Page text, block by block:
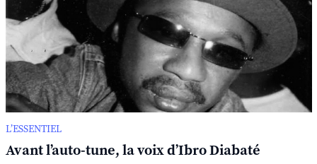
L’ESSENTIEL
Avant l’auto-tune, la voix d’Ibro Diabaté